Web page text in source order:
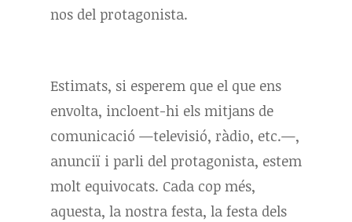
nos del protagonista.
Estimats, si esperem que el que ens
envolta, incloent-hi els mitjans de
comunicació —televisió, ràdio, etc.—,
anunciï i parli del protagonista, estem
molt equivocats. Cada cop més,
aquesta, la nostra festa, la festa dels